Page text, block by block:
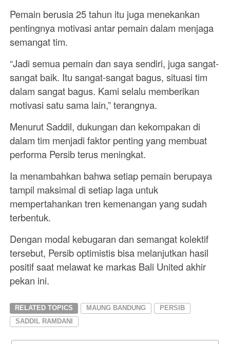
Pemain berusia 25 tahun itu juga menekankan
pentingnya motivasi antar pemain dalam menjaga
semangat tim.
“Jadi semua pemain dan saya sendiri, juga sangat-
sangat baik. Itu sangat-sangat bagus, situasi tim
dalam sangat bagus. Kami selalu memberikan
motivasi satu sama lain,” terangnya.
Menurut Saddil, dukungan dan kekompakan di
dalam tim menjadi faktor penting yang membuat
performa Persib terus meningkat.
Ia menambahkan bahwa setiap pemain berupaya
tampil maksimal di setiap laga untuk
mempertahankan tren kemenangan yang sudah
terbentuk.
Dengan modal kebugaran dan semangat kolektif
tersebut, Persib optimistis bisa melanjutkan hasil
positif saat melawat ke markas Bali United akhir
pekan ini.
RELATED TOPICS MAUNG BANDUNG
PERSIB
SADDIL RAMDANI